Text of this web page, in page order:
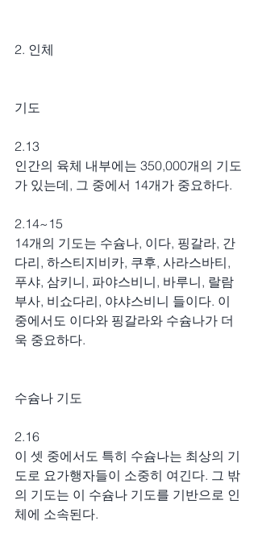
2. 인체
기도
2.13
인간의 육체 내부에는 350,000개의 기도
가 있는데, 그 중에서 14개가 중요하다.
2.14~15
14개의 기도는 수슘나, 이다, 핑갈라, 간
다리, 하스티지비카, 쿠후, 사라스바티,
푸샤, 삼키니, 파야스비니, 바루니, 랄람
부사, 비쇼다리, 야샤스비니 들이다. 이
중에서도 이다와 핑갈라와 수슘나가 더
욱 중요하다.
수슘나 기도
2.16
이 셋 중에서도 특히 수슘나는 최상의 기
도로 요가행자들이 소중히 여긴다. 그 밖
의 기도는 이 수슘나 기도를 기반으로 인
체에 소속된다.